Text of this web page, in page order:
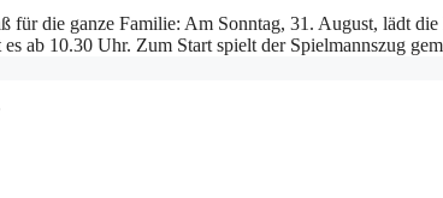
für die ganze Familie: Am Sonntag, 31. August, lädt
ab 10.30 Uhr. Zum Start spielt der Spielmannszug